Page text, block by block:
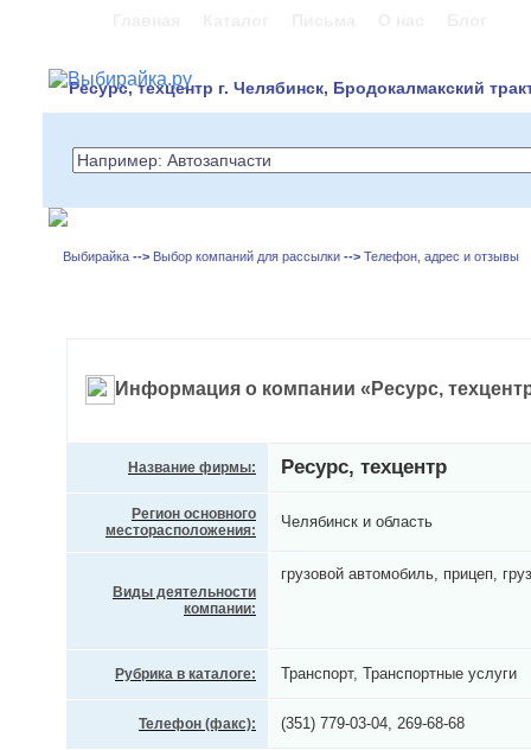
Ресурс, техцентр г. Челябинск, Бродокалмакский
Выбирайка --> Выбор компаний для рассылки --> Телефон, адрес и отзывы
Информация о компании «Ресурс,
Название фирмы: Ресурс, техцентр
Регион основного
месторасположения:
Челябинск и область
Виды деятельности
компании:
грузовой автомобиль, прицеп,
Рубрика в каталоге: Транспорт, Транспортные услуги
Телефон (факс): (351) 779-03-04, 269-68-68